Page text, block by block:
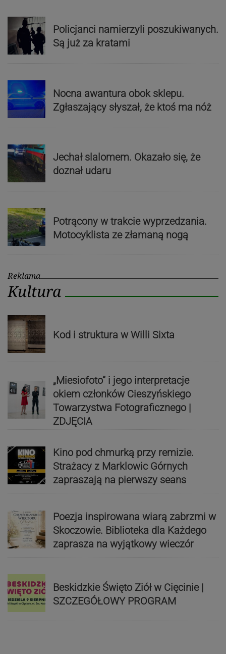
Policjanci namierzyli poszukiwanych.
Są już za kratami
Nocna awantura obok sklepu.
Zgłaszający słyszał, że ktoś ma nóż
Jechał slalomem. Okazało się, że
doznał udaru
Potrącony w trakcie wyprzedzania.
Motocyklista ze złamaną nogą
Reklama
Kultura
Kod i struktura w Willi Sixta
„Miesiofoto” i jego interpretacje
okiem członków Cieszyńskiego
Towarzystwa Fotograficznego |
ZDJĘCIA
Kino pod chmurką przy remizie.
Strażacy z Marklowic Górnych
zapraszają na pierwszy seans
Poezja inspirowana wiarą zabrzmi w
Skoczowie. Biblioteka dla Każdego
zaprasza na wyjątkowy wieczór
Beskidzkie Święto Ziół w Cięcinie |
SZCZEGÓŁOWY PROGRAM